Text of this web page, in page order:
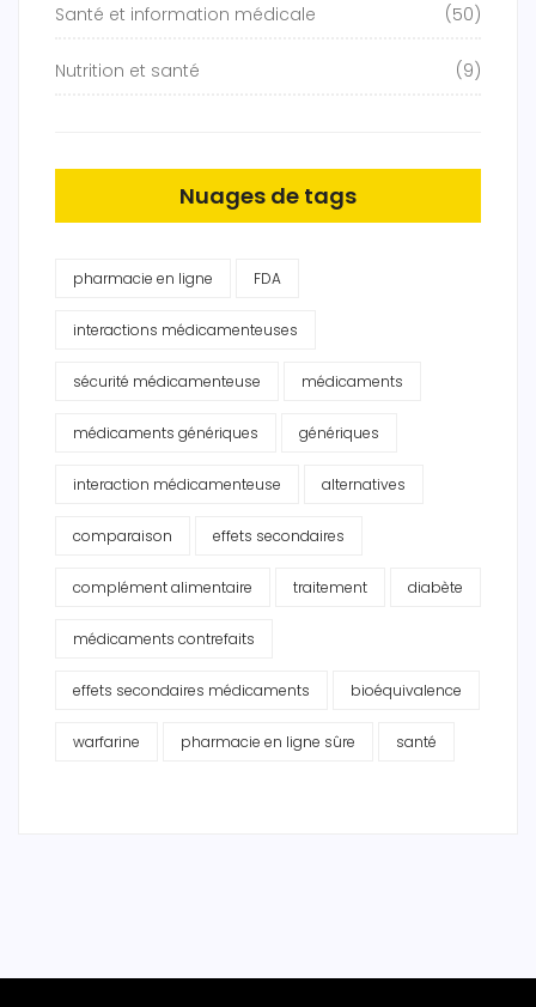
Santé et information médicale (50)
Nutrition et santé (9)
Nuages de tags
pharmacie en ligne FDA
interactions médicamenteuses
sécurité médicamenteuse médicaments
médicaments génériques génériques
interaction médicamenteuse alternatives
comparaison effets secondaires
complément alimentaire traitement diabète
médicaments contrefaits
effets secondaires médicaments bioéquivalence
warfarine pharmacie en ligne sûre santé